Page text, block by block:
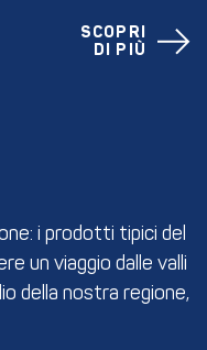
SCOPRI
DI PIÙ
i prodotti tipici del
un viaggio dalle valli
della nostra regione,